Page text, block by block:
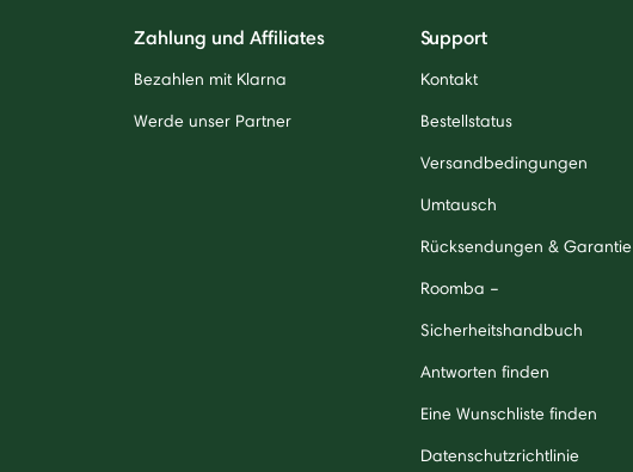
Zahlung und Affiliates
Bezahlen mit Klarna
Werde unser Partner
Support
Kontakt
Bestellstatus
Versandbedingungen
Umtausch
Rücksendungen & Garantie
Roomba –
Sicherheitshandbuch
Antworten finden
Eine Wunschliste finden
Datenschutzrichtlinie